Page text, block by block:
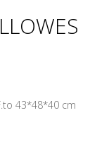
43*48*40 cm